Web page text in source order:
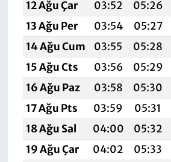
12 Ağu Çar
03:52 05:26
13 Ağu Per
03:54 05:27
14 Ağu Cum
03:55 05:28
15 Ağu Cts
03:56 05:29
16 Ağu Paz
03:58 05:30
17 Ağu Pts
03:59 05:31
18 Ağu Sal
04:00 05:32
19 Ağu Çar
04:02 05:33